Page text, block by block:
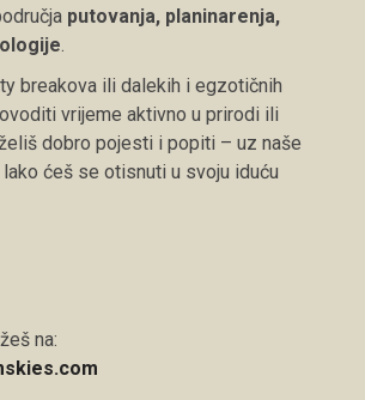
putovanja, planinarenja,
.
breakova ili dalekih i egzotičnih
vrijeme aktivno u prirodi ili
dobro pojesti i popiti – uz naše
ćeš se otisnuti u svoju iduću
na: